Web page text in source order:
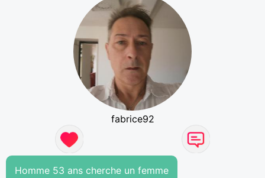
fabrice92
Homme 53 ans cherche un femme